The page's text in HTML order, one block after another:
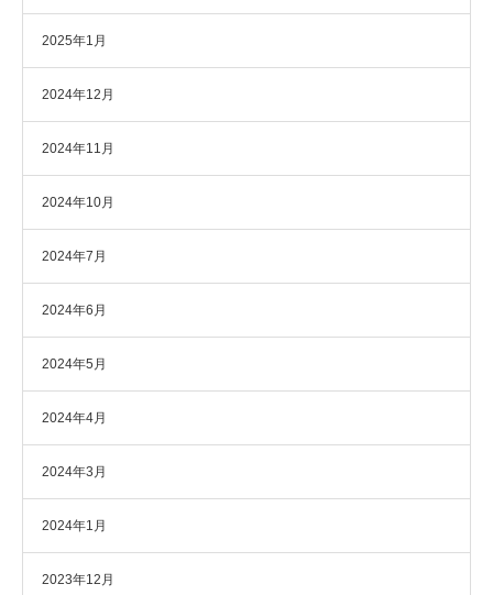
2025年1月
2024年12月
2024年11月
2024年10月
2024年7月
2024年6月
2024年5月
2024年4月
2024年3月
2024年1月
2023年12月